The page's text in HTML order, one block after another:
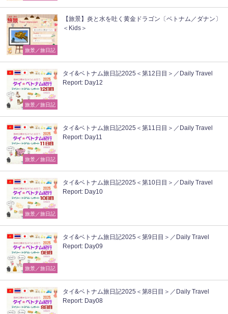
旅景／旅日記
【旅景】炎と水を吐く黄金ドラゴン〔ベトナム／ダナン〕
＜Kids＞
旅景／旅日記
タイ&ベトナム旅日記2025＜第12日目＞／Daily Travel
Report: Day12
旅景／旅日記
タイ&ベトナム旅日記2025＜第11日目＞／Daily Travel
Report: Day11
旅景／旅日記
タイ&ベトナム旅日記2025＜第10日目＞／Daily Travel
Report: Day10
旅景／旅日記
タイ&ベトナム旅日記2025＜第9日目＞／Daily Travel
Report: Day09
タイ&ベトナム旅日記2025＜第8日目＞／Daily Travel
Report: Day08